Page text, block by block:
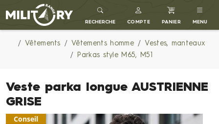
MILITARY RANGE FR
RECHERCHE COMPTE PANIER MENU
Vêtements Vêtements homme
Vestes, manteaux
Parkas style M65, M51
Veste parka longue AUSTRIENNE
GRISE
Conseil